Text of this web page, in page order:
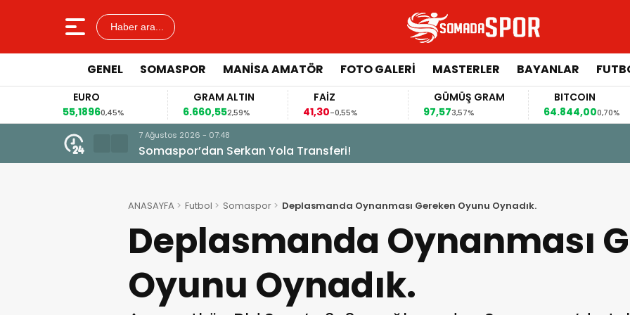
Haber ara...
GENEL SOMASPOR MANISA AMATÖR FOTO GALERI MASTERLER BAYANLAR
0,45%
GRAM ALTIN
6.660,552,59%
41,30
-0,55%
GÜMÜŞ GRAM
3,57%
BITCOIN
64.844,00
0,70%
7 Ağustos 2026 - 07:48
Somaspor’dan Serkan Yola Transferi!
ANASAYFA Futbol Somaspor Deplasmanda Oynanması Gereken Oyunu Oynadık.
Deplasmanda Oynanması
Oyunu Oynadık.